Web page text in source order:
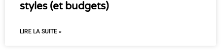
styles (et budgets)
LIRE LA SUITE »